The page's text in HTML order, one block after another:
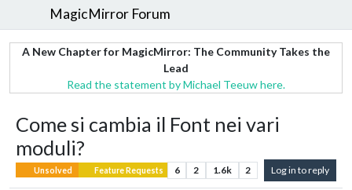
MagicMirror Forum
A New Chapter for MagicMirror: The Community Takes the
Lead
Read the statement by Michael Teeuw here.
Come si cambia il Font nei vari
moduli?
Unsolved Feature Requests 6 2 1.6k 2 Log in to reply